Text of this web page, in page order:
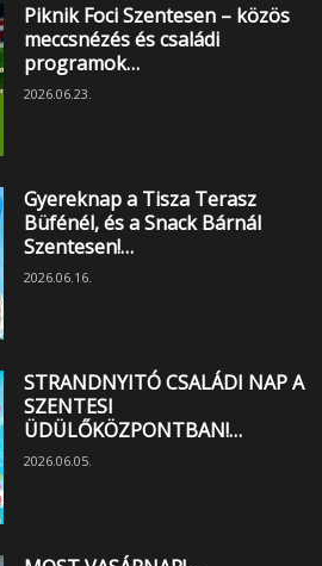
Piknik Foci Szentesen – közös
meccsnézés és családi
programok…
2026.06.23.
Gyereknap a Tisza Terasz
Büfénél, és a Snack Bárnál
Szentesen!…
2026.06.16.
STRANDNYITÓ CSALÁDI NAP A
SZENTESI
ÜDÜLŐKÖZPONTBAN!…
2026.06.05.